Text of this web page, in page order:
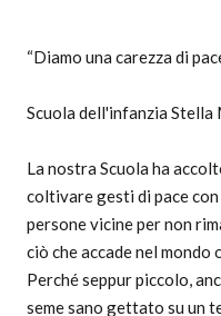
“Diamo una carezza di
Scuola dell'infanzia Stella
La nostra Scuola ha
coltivare gesti di pace
persone vicine per non
ciò che accade nel mondo
Perché seppur piccolo,
seme sano gettato su un